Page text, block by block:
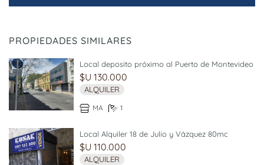
PROPIEDADES SIMILARES
Local deposito próximo al Puerto de Montevideo
$U 130.000
ALQUILER
MA 1
Local Alquiler 18 de Julio y Vázquez 80mc
$U 110.000
ALQUILER